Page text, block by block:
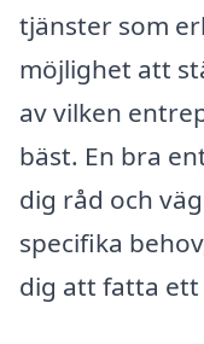
tjänster som
möjlighet att
av vilken
bäst. En bra
dig råd och
specifika
dig att fatta